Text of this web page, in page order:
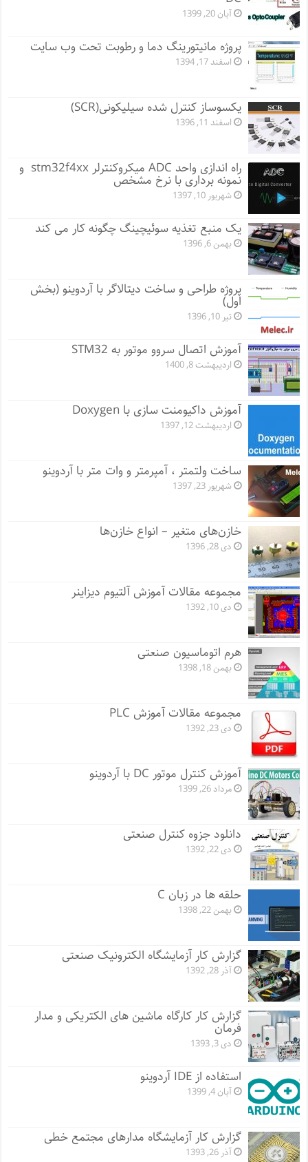
آبان 20, 1399
پروژه مانيتورينگ دما و رطوبت تحت وب سایت
اسفند 17, 1394
یکسوساز کنترل شده سیلیکونی(SCR)
اسفند 11, 1396
راه اندازی واحد ADC میکروکنترلر stm32f4xx و
نمونه برداری با نرخ مشخص
شهریور 10, 1397
یک منبع تغذیه سوئیچینگ چگونه کار می کند
بهمن 6, 1396
پروژه طراحی و ساخت دیتالاگر با آردوینو (بخش
اول)
تیر 10, 1396
آموزش اتصال سروو موتور به STM32
اردیبهشت 8, 1400
آموزش داکیومنت سازی با Doxygen
اردیبهشت 12, 1397
ساخت ولتمتر ، آمپرمتر و وات متر با آردوینو
شهریور 23, 1397
خازن‌های متغیر – انواع خازن‌ها
دی 28, 1396
مجموعه مقالات آموزش آلتیوم دیزاینر
دی 10, 1392
هرم اتوماسیون صنعتی
بهمن 18, 1398
مجموعه مقالات آموزش PLC
دی 23, 1392
آموزش کنترل موتور DC با آردوینو
مرداد 26, 1399
دانلود جزوه کنترل صنعتی
دی 22, 1392
حلقه ها در زبان C
بهمن 22, 1398
گزارش کار آزمایشگاه الکترونیک صنعتی
آذر 28, 1392
گزارش کار کارگاه ماشین های الکتریکی و مدار
فرمان
دی 3, 1393
استفاده از IDE آردوینو
آبان 4, 1399
گزارش کار آزمایشگاه مدارهای مجتمع خطی
آذر 26, 1393